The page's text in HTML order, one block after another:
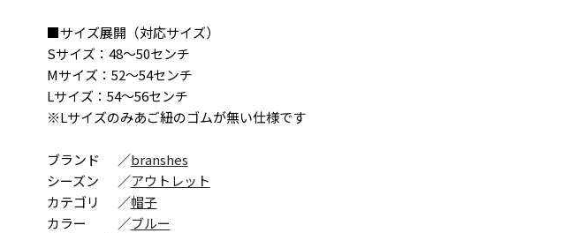
■サイズ展開（対応サイズ）
Sサイズ：48～50センチ
Mサイズ：52～54センチ
Lサイズ：54～56センチ
※Lサイズのみあご紐のゴムが無い仕様です
ブランド ／branshes
シーズン
／アウトレット
カテゴリ
／帽子
カラー
／ブルー